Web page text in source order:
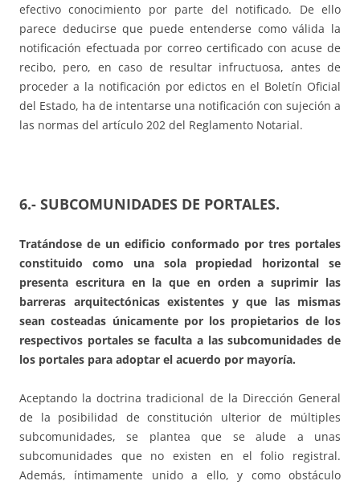
efectivo conocimiento por parte del notificado. De ello
parece deducirse que puede entenderse como válida la
notificación efectuada por correo certificado con acuse de
recibo, pero, en caso de resultar infructuosa, antes de
proceder a la notificación por edictos en el Boletín Oficial
del Estado, ha de intentarse una notificación con sujeción a
las normas del artículo 202 del Reglamento Notarial.
6.- SUBCOMUNIDADES DE PORTALES.
Tratándose de un edificio conformado por tres portales
constituido como una sola propiedad horizontal se
presenta escritura en la que en orden a suprimir las
barreras arquitectónicas existentes y que las mismas
sean costeadas únicamente por los propietarios de los
respectivos portales se faculta a las subcomunidades de
los portales para adoptar el acuerdo por mayoría.
Aceptando la doctrina tradicional de la Dirección General
de la posibilidad de constitución ulterior de múltiples
subcomunidades, se plantea que se alude a unas
subcomunidades que no existen en el folio registral.
Además, íntimamente unido a ello, y como obstáculo